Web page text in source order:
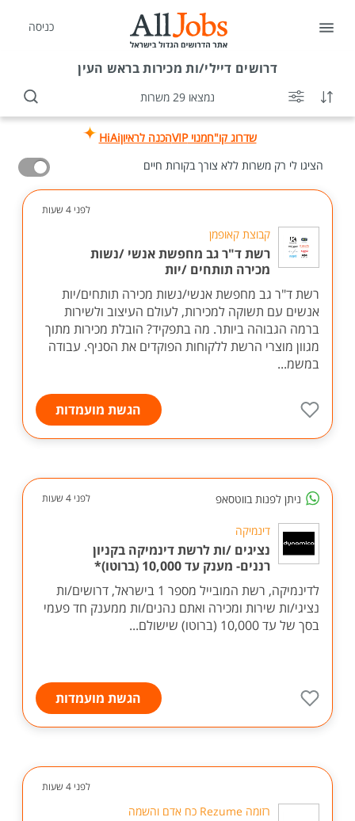
כניסה
דרושים דיילי/ות מכירות בראש העין
נמצאו 29 משרות
שדרוג קו"חמנוי VIP הכנה לראיוןHiAi
הציגו לי רק משרות ללא צורך בקורות חיים
לפני 4 שעות
קבוצת קאופמן
רשת ד"ר גב מחפשת אנשי /נשות
מכירה תותחים /יות
רשת ד"ר גב מחפשת אנשי/נשות מכירה תותחים/יות
אנשים עם תשוקה למכירות, לעולם העיצוב ולשירות
ברמה הגבוהה ביותר. מה בתפקיד? הובלת מכירות מתוך
מגוון מוצרי הרשת ללקוחות הפוקדים את הסניף. עבודה
במשמ...
הגשת מועמדות
ניתן לפנות בווטסאפ לפני 4 שעות
דינמיקה
נציגים /ות לרשת דינמיקה בקניון
רננים- מענק עד 10,000 (ברוטו)*
לדינמיקה, רשת המובייל מספר 1 בישראל, דרושים/ות
נציגי/ות שירות ומכירה ואתם נהנים/ות ממענק חד פעמי
בסך של עד 10,000 (ברוטו) שישולם...
הגשת מועמדות
לפני 4 שעות
רזומה Rezume כח אדם והשמה